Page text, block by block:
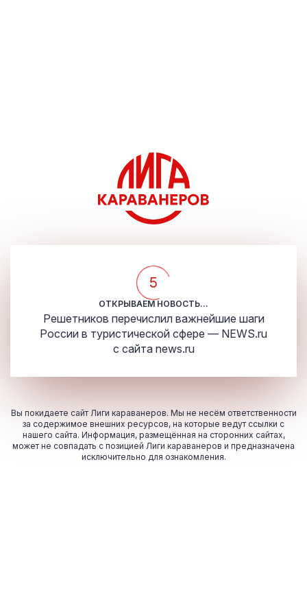
5
ОТКРЫВАЕМ НОВОСТЬ...
Решетников перечислил важнейшие шаги
России в туристической сфере — NEWS.ru
с сайта news.ru
Вы покидаете сайт Лиги караванеров. Мы не несём ответственности
за содержимое внешних ресурсов, на которые ведут ссылки с
нашего сайта. Информация, размещённая на сторонних сайтах,
может не совпадать с позицией Лиги караванеров и предназначена
исключительно для ознакомления.